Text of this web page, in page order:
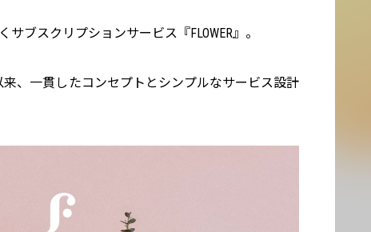
ブスクリプションサービス『FLOWER』。
来、一貫したコンセプトとシンプルなサービス設計